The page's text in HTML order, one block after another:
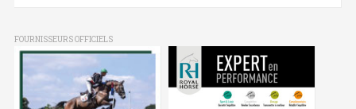
FOURNISSEURS OFFICIELS